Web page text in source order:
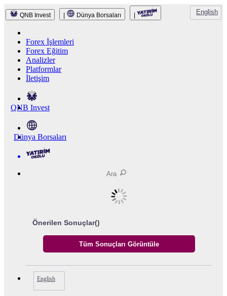
QNB Invest Dünya Borsaları English
Forex İşlemleri
Forex Eğitim
Analizler
Platformlar
İletişim
QNB Invest
Dünya Borsaları
Önerilen Sonuçlar()
English